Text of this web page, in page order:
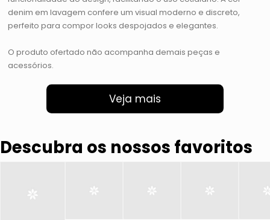
denim em lavagem confere um visual moderno e discreto,
perfeito para compor looks despojados e elegantes.
O produto ofertado não acompanha demais peças e
acessórios.
Veja mais
Descubra os nossos favoritos